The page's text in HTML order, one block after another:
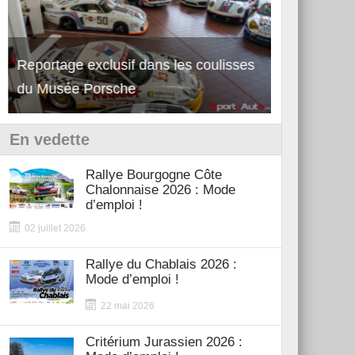
Reportage exclusif dans les coulisses
du Musée Porsche
En vedette
Rallye Bourgogne Côte
Chalonnaise 2026 : Mode
d’emploi !
02 juillet 2026
Rallye du Chablais 2026 :
Mode d’emploi !
22 mai 2026
Critérium Jurassien 2026 :